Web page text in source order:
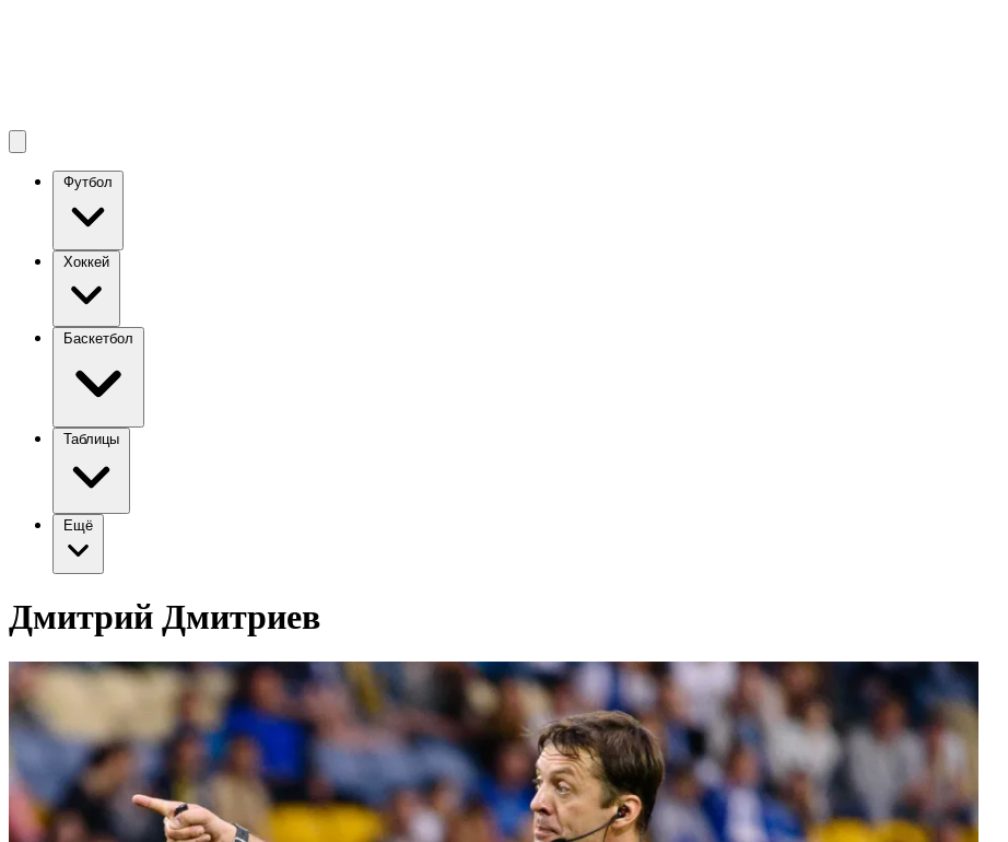
Футбол
Хоккей
Баскетбол
Таблицы
Ещё
Дмитрий Дмитриев